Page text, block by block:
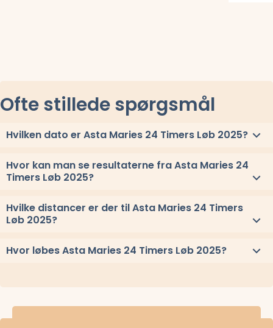
Ofte stillede spørgsmål
Hvilken dato er Asta Maries 24 Timers Løb 2025?
Asta Maries 24 Timers Løb 2025 løbes lørdag 13. september
2025.
Hvor kan man se resultaterne fra Asta Maries 24
Timers Løb 2025?
Se link til resultaterne eller se alle vindere herover
Hvilke distancer er der til Asta Maries 24 Timers
Løb 2025?
Til Asta Maries 24 Timers Løb 2025 løbes distancerne 24 timer,
12 timer, 12 timer Nat, 6 timer, 6 timer Nat, 100 km, 2x maraton,
Hvor løbes Asta Maries 24 Timers Løb 2025?
København S.